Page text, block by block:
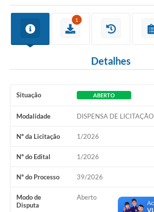
Prestação de Contas
Estrutura Administrativa e Competências
Notícias
Legislação
VTN - Valor da Terra Nua
1
Detalhes
Situação ABERTO
Modalidade DISPENSA DE LICITAÇÃO
Nº da Licitação 1/2026
Nº do Edital 1/2026
Nº do Processo 39/2026
Modo de
Disputa
Aberto